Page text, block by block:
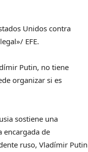
Unidos contra
EFE.
Putin, no tiene
organizar si es
sostiene una
encargada de
ruso, Vladímir Putin